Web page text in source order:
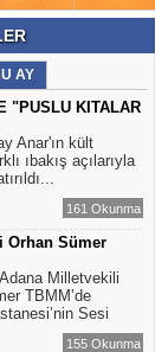
AY
"PUSLU KITALAR
Anar'ın kült
ıbakış açılarıyla
161 Okunma
Orhan Sümer
Milletvekili
TBMM’de
Sesi
155 Okunma